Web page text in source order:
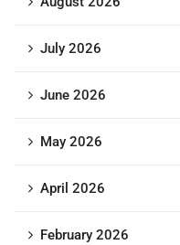
July 2026
June 2026
May 2026
April 2026
February 2026